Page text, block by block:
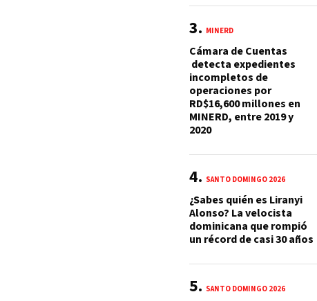
MINERD
Cámara de Cuentas
detecta expedientes
incompletos de
operaciones por
RD$16,600 millones en
MINERD, entre 2019 y
2020
SANTO DOMINGO 2026
¿Sabes quién es Liranyi
Alonso? La velocista
dominicana que rompió
un récord de casi 30 años
SANTO DOMINGO 2026